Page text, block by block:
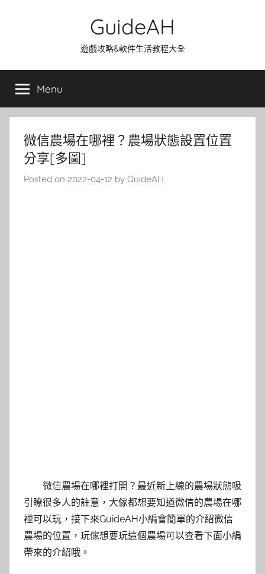
GuideAH
遊戲攻略&軟件生活教程大全
Menu
微信農場在哪裡？農場狀態設置位置
分享[多圖]
Posted on 2022-04-12 by GuideAH
微信農場在哪裡打開？最近新上線的農場狀態吸
引瞭很多人的註意，大傢都想要知道微信的農場在哪
裡可以玩，接下來GuideAH小編會簡單的介紹微信
農場的位置，玩傢想要玩這個農場可以查看下面小編
帶來的介紹哦。